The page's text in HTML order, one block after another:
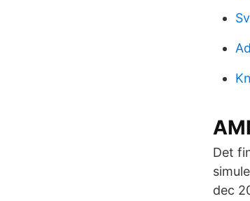
Det
dec